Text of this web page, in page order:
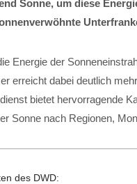
Sonne, um diese
Energie der
erreicht dabei deutlich
bietet hervorragende
Sonne nach Regionen,
des DWD: